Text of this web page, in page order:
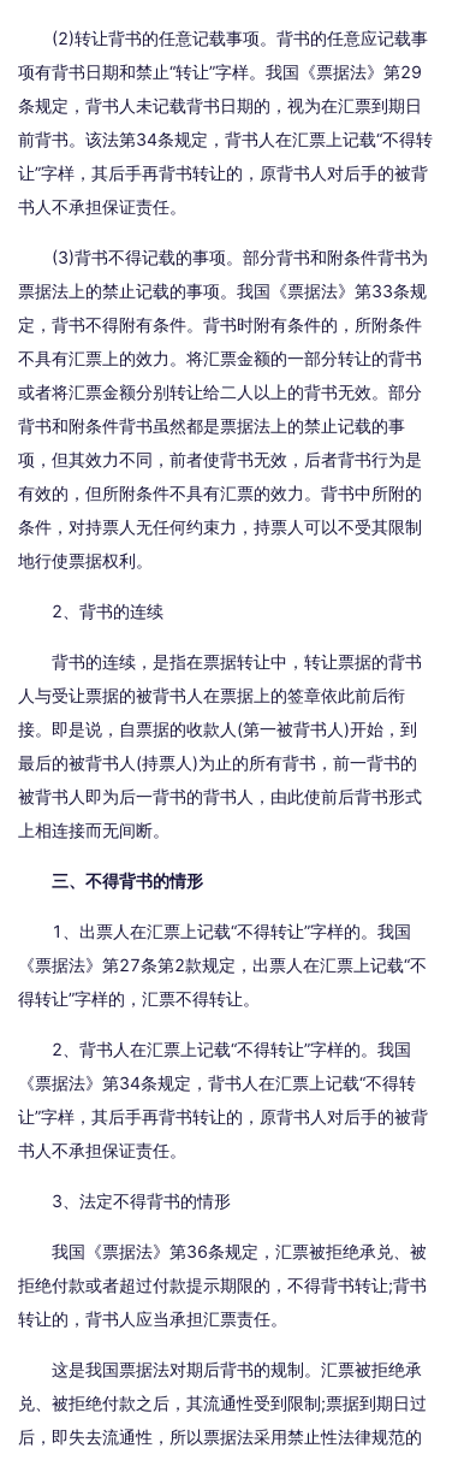
(2)转让背书的任意记载事项。背书的任意应记载事
项有背书日期和禁止“转让”字样。我国《票据法》第29
条规定，背书人未记载背书日期的，视为在汇票到期日
前背书。该法第34条规定，背书人在汇票上记载“不得转
让”字样，其后手再背书转让的，原背书人对后手的被背
书人不承担保证责任。
(3)背书不得记载的事项。部分背书和附条件背书为
票据法上的禁止记载的事项。我国《票据法》第33条规
定，背书不得附有条件。背书时附有条件的，所附条件
不具有汇票上的效力。将汇票金额的一部分转让的背书
或者将汇票金额分别转让给二人以上的背书无效。部分
背书和附条件背书虽然都是票据法上的禁止记载的事
项，但其效力不同，前者使背书无效，后者背书行为是
有效的，但所附条件不具有汇票的效力。背书中所附的
条件，对持票人无任何约束力，持票人可以不受其限制
地行使票据权利。
2、背书的连续
背书的连续，是指在票据转让中，转让票据的背书
人与受让票据的被背书人在票据上的签章依此前后衔
接。即是说，自票据的收款人(第一被背书人)开始，到
最后的被背书人(持票人)为止的所有背书，前一背书的
被背书人即为后一背书的背书人，由此使前后背书形式
上相连接而无间断。
三、不得背书的情形
1、出票人在汇票上记载“不得转让”字样的。我国
《票据法》第27条第2款规定，出票人在汇票上记载“不
得转让”字样的，汇票不得转让。
2、背书人在汇票上记载“不得转让”字样的。我国
《票据法》第34条规定，背书人在汇票上记载“不得转
让”字样，其后手再背书转让的，原背书人对后手的被背
书人不承担保证责任。
3、法定不得背书的情形
我国《票据法》第36条规定，汇票被拒绝承兑、被
拒绝付款或者超过付款提示期限的，不得背书转让;背书
转让的，背书人应当承担汇票责任。
这是我国票据法对期后背书的规制。汇票被拒绝承
兑、被拒绝付款之后，其流通性受到限制;票据到期日过
后，即失去流通性，所以票据法采用禁止性法律规范的